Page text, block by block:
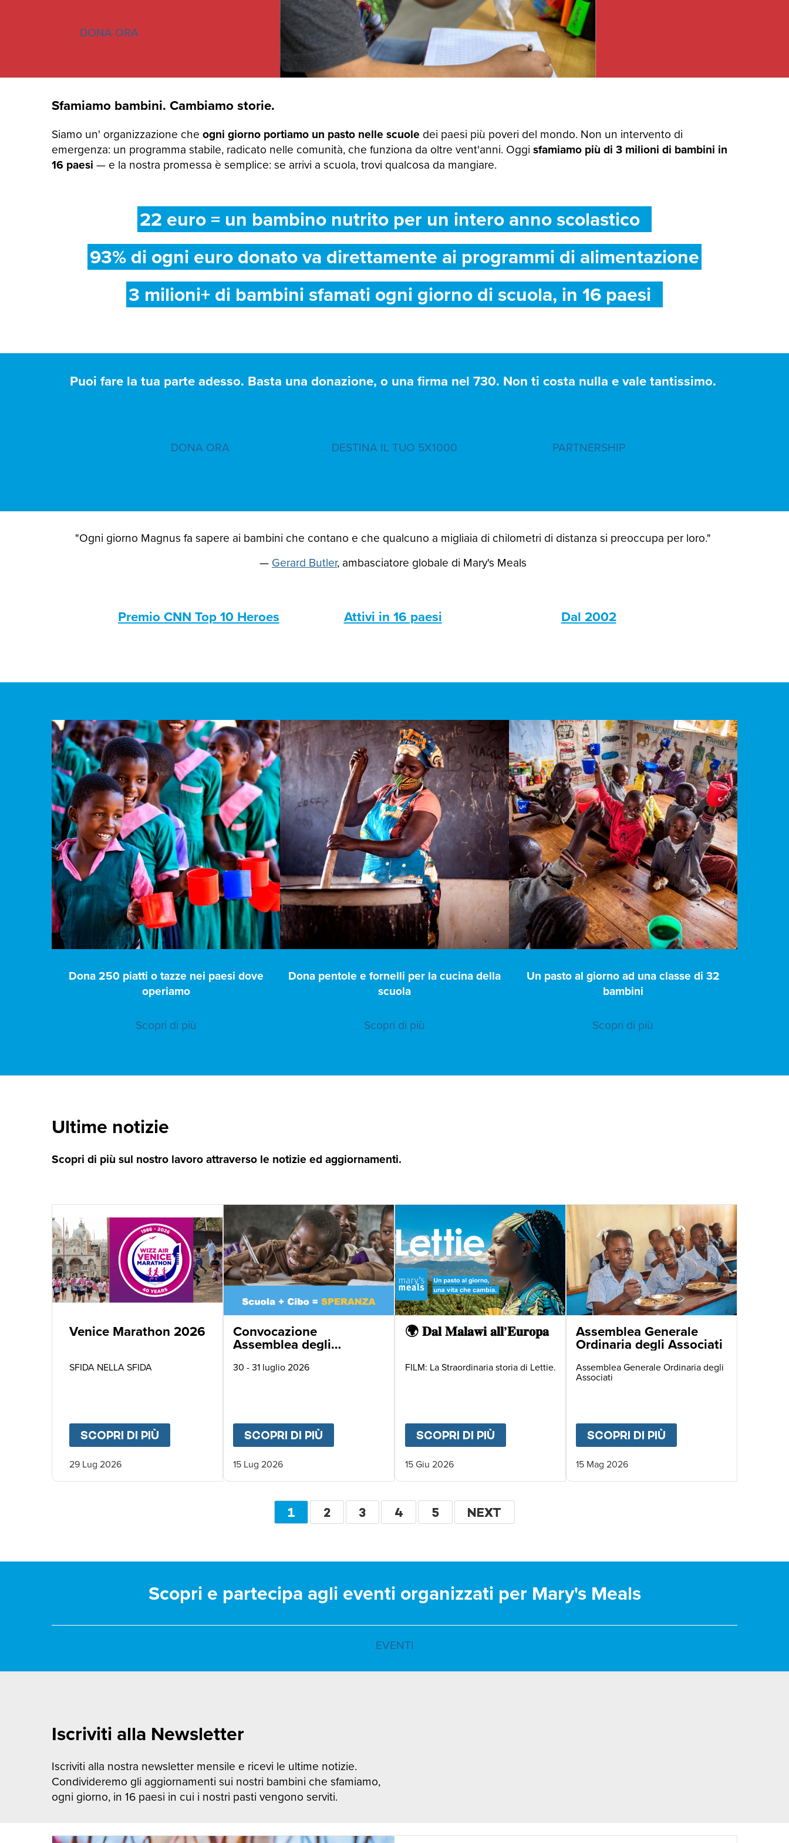
DONA ORA
Sfamiamo bambini. Cambiamo storie.
Siamo un' organizzazione che ogni giorno portiamo un pasto nelle scuole dei paesi più poveri del mondo. Non un intervento di
emergenza: un programma stabile, radicato nelle comunità, che funziona da oltre vent'anni. Oggi sfamiamo più di 3 milioni di bambini in
16 paesi — e la nostra promessa è semplice: se arrivi a scuola, trovi qualcosa da mangiare.
22 euro = un bambino nutrito per un intero anno scolastico
93% di ogni euro donato va direttamente ai programmi di alimentazione
3 milioni+ di bambini sfamati ogni giorno di scuola, in 16 paesi
Puoi fare la tua parte adesso. Basta una donazione, o una firma nel 730. Non ti costa nulla e vale tantissimo.
DONA ORA DESTINA IL TUO 5X1000 PARTNERSHIP
"Ogni giorno Magnus fa sapere ai bambini che contano e che qualcuno a migliaia di chilometri di distanza si preoccupa per loro."
— Gerard Butler, ambasciatore globale di Mary's Meals
Premio CNN Top 10 Heroes Attivi in 16 paesi Dal 2002
Dona 250 piatti o tazze nei paesi dove
operiamo
Scopri di più
Dona pentole e fornelli per la cucina della
scuola
Scopri di più
Un pasto al giorno ad una classe di 32
bambini
Scopri di più
Ultime notizie
Scopri di più sul nostro lavoro attraverso le notizie ed aggiornamenti.
Venice Marathon 2026
SFIDA NELLA SFIDA
SCOPRI DI PIÙ VENICE MARATHON 2026
29 Lug 2026
Convocazione
Assemblea degli
30 - 31 luglio 2026
SCOPRI DI PIÙ CONVOCAZIONE ASSEMBLEA DEGLI ASSOCIATI
15 Lug 2026
🌍 𝐃𝐚𝐥 𝐌𝐚𝐥𝐚𝐰𝐢 𝐚𝐥𝐥’𝐄𝐮𝐫𝐨𝐩𝐚
FILM: La Straordinaria storia di Lettie.
SCOPRI DI PIÙ 🌍 𝐃𝐚𝐥 𝐌𝐚𝐥𝐚𝐰𝐢 𝐚𝐥𝐥’𝐄𝐮𝐫𝐨𝐩𝐚
15 Giu 2026
Assemblea Generale
Ordinaria degli Associati
Assemblea Generale Ordinaria degli
Associati
SCOPRI DI PIÙ
15 Mag 2026
Paginazione
PAGINA
1 PAGINA
2 PAGINA
3 PAGINA
4 PAGINA
5
PAGINA
NEXT
Scopri e partecipa agli eventi organizzati per Mary's Meals
EVENTI
Iscriviti alla Newsletter
Iscriviti alla nostra newsletter mensile e ricevi le ultime notizie.
Condivideremo gli aggiornamenti sui nostri bambini che sfamiamo,
ogni giorno, in 16 paesi in cui i nostri pasti vengono serviti.